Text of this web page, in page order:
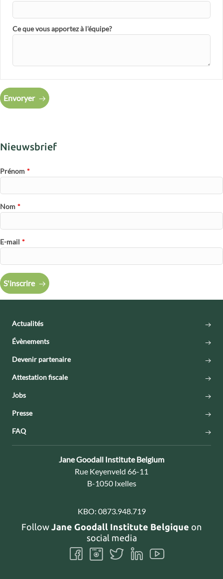
Ce que vous apportez à l'équipe?
Envoryer
Nieuwsbrief
Prénom *
Nom *
E-mail *
S'inscrire
Actualités
Évènements
Devenir partenaire
Attestation fiscale
Jobs
Presse
FAQ
Contact:
Jane Goodall Institute Belgium
Adresse:
Rue Keyenveld 66-11
B-1050 Ixelles
KBO: 0873.948.719
Follow Jane Goodall Institute Belgique on
social media
Follow
us
Follow
us
Follow
us
Follow
us
Follow
us